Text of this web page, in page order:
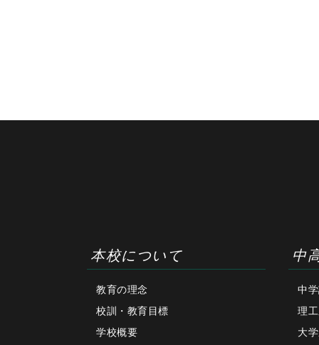
本校について
教育の理念
校訓・教育目標
学校概要
中
中
理
大